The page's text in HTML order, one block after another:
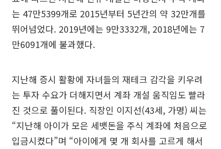
는 47만5399개로 2015년부터 5년간의 약 32만개를
뛰어넘었다. 2019년에는 9만3332개, 2018년에는 7
만6091개에 불과했다.
지난해 증시 활황에 자녀들의 재테크 감각을 키우려
는 투자 수요가 더해지면서 계좌 개설 움직임도 빨라
진 것으로 풀이된다. 직장인 이지선(43세, 가명) 씨는
“지난해 아이가 모은 세뱃돈을 주식 계좌에 처음으로
입금시켰다”며 “아이에게 몇 개 회사를 고르게 해서